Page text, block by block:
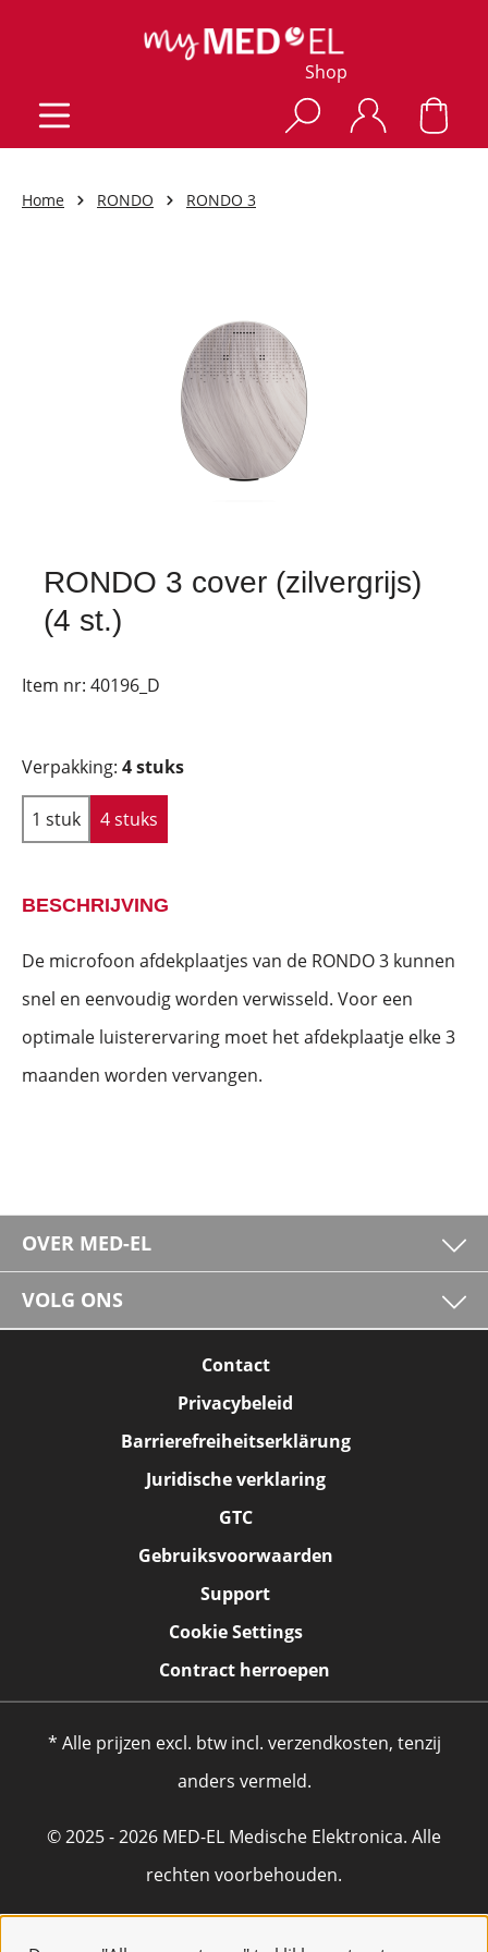
Shop
Home RONDO RONDO 3
RONDO 3 cover (zilvergrijs)
(4 st.)
Item nr: 40196_D
Verpakking: 4 stuks
1 stuk 4 stuks
BESCHRIJVING
De microfoon afdekplaatjes van de RONDO 3 kunnen
snel en eenvoudig worden verwisseld. Voor een
optimale luisterervaring moet het afdekplaatje elke 3
maanden worden vervangen.
OVER MED-EL
VOLG ONS
Contact
Privacybeleid
Barrierefreiheitserklärung
Juridische verklaring
GTC
Gebruiksvoorwaarden
Support
Cookie Settings
Contract herroepen
* Alle prijzen excl. btw incl. verzendkosten, tenzij
anders vermeld.
© 2025 - 2026 MED-EL Medische Elektronica. Alle
rechten voorbehouden.